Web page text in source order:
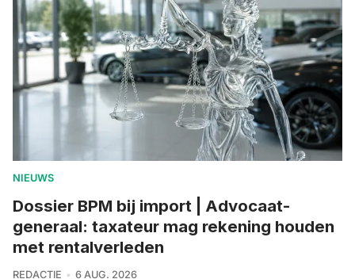
NIEUWS
Dossier BPM bij import | Advocaat-
generaal: taxateur mag rekening houden
met rentalverleden
REDACTIE 6 AUG. 2026